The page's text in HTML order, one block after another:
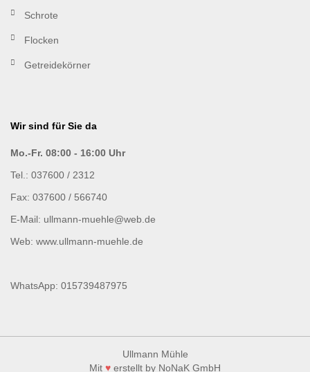
Schrote
Flocken
Getreidekörner
Wir sind für Sie da
Mo.-Fr. 08:00 - 16:00 Uhr
Tel.: 037600 / 2312
Fax: 037600 / 566740
E-Mail: ullmann-muehle@web.de
Web: www.ullmann-muehle.de
WhatsApp: 015739487975
Ullmann Mühle
Mit ♥ erstellt by NoNaK GmbH